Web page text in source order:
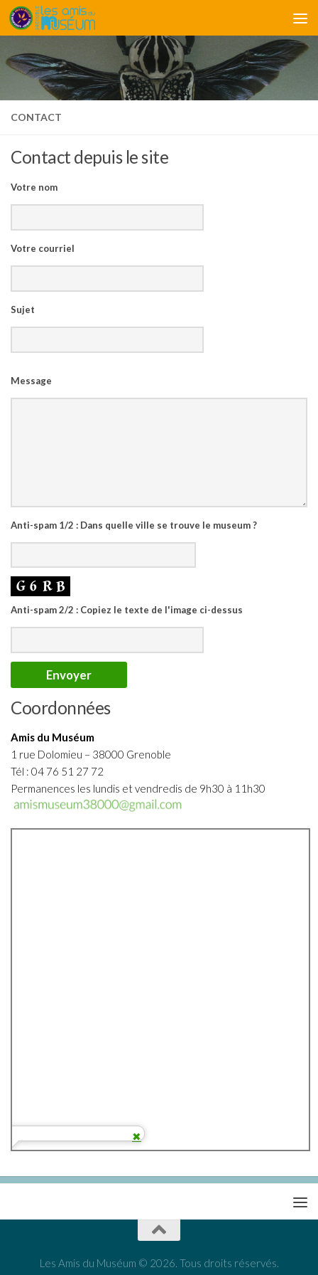
Skip to content
CONTACT
Contact depuis le site
Votre nom
Votre courriel
Sujet
laisser
Message
Anti-spam 1/2 : Dans quelle ville se trouve le museum ?
Anti-spam 2/2 : Copiez le texte de l'image ci-dessus
Coordonnées
Amis du Muséum
1 rue Dolomieu – 38000 Grenoble
Tél : 04 76 51 27 72
Permanences les lundis et vendredis de 9h30 à 11h30
Les Amis du Muséum © 2026. Tous droits réservés.